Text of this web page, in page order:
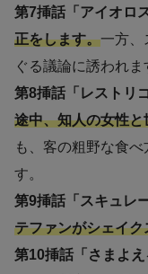
第7挿話「アイオロス
正をします。一方、
ぐる議論に誘われま
第8挿話「レストリ
途中、知人の女性
も、客の粗野な食
す。
第9挿話「スキュレ
テファンがシェイ
第10挿話「さまよえ